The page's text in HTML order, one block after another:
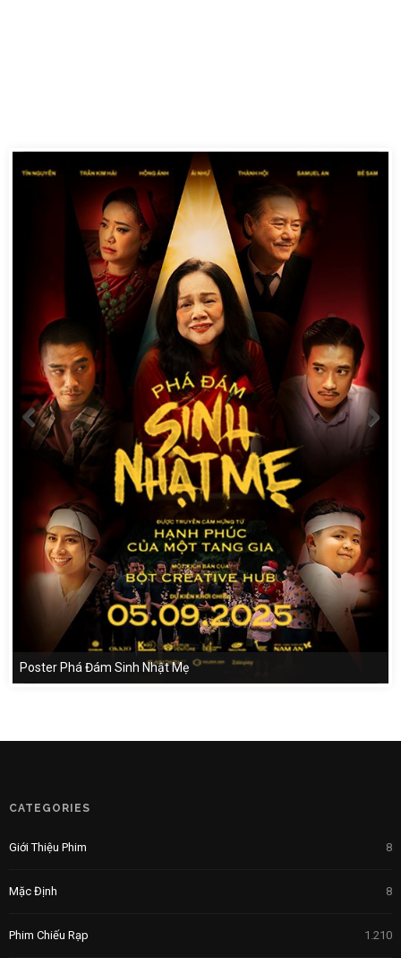
Poster Phá Đám Sinh Nhật Mẹ
CATEGORIES
Giới Thiệu Phim 8
Mặc Định 8
Phim Chiếu Rạp 1.210